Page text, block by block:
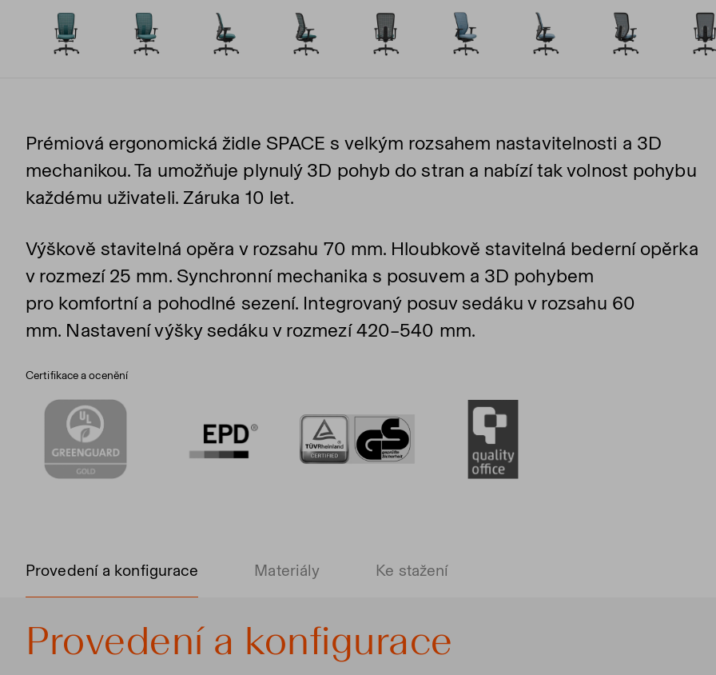
Prémiová ergonomická židle SPACE s velkým rozsahem nastavitelnosti a 3D
mechanikou. Ta umožňuje plynulý 3D pohyb do stran a nabízí tak volnost pohybu
každému uživateli. Záruka 10 let.
Výškově stavitelná opěra v rozsahu 70 mm. Hloubkově stavitelná bederní opěrka
v rozmezí 25 mm. Synchronní mechanika s posuvem a 3D pohybem
pro komfortní a pohodlné sezení. Integrovaný posuv sedáku v rozsahu 60
mm. Nastavení výšky sedáku v rozmezí 420–540 mm.
Certifikace a ocenění
Provedení a konfigurace Materiály Ke stažení
Provedení a konfigurace